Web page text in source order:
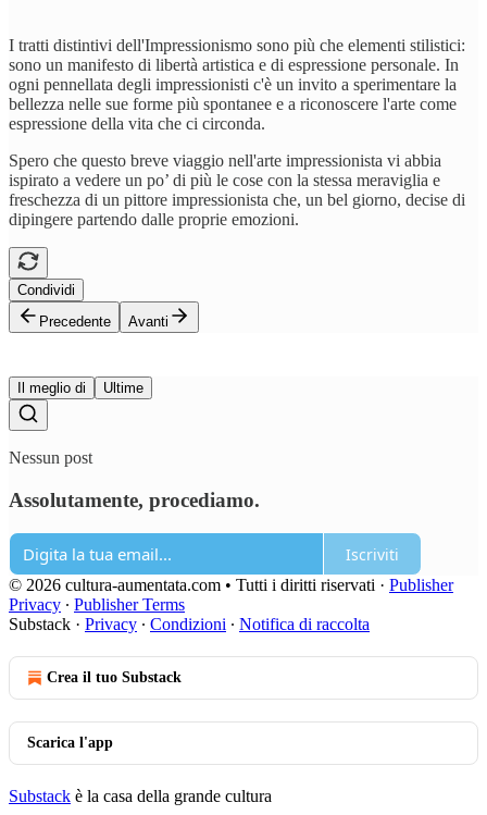
I tratti distintivi dell'Impressionismo sono più che elementi stilistici:
sono un manifesto di libertà artistica e di espressione personale. In
ogni pennellata degli impressionisti c'è un invito a sperimentare la
bellezza nelle sue forme più spontanee e a riconoscere l'arte come
espressione della vita che ci circonda.
Spero che questo breve viaggio nell'arte impressionista vi abbia
ispirato a vedere un po’ di più le cose con la stessa meraviglia e
freschezza di un pittore impressionista che, un bel giorno, decise di
dipingere partendo dalle proprie emozioni.
Condividi
Precedente
Avanti
Il meglio di Ultime
Nessun post
Assolutamente, procediamo.
Iscriviti
© 2026 cultura-aumentata.com • Tutti i diritti riservati · Publisher
Privacy ∙ Publisher Terms
Substack · Privacy ∙ Condizioni ∙ Notifica di raccolta
Crea il tuo Substack
Scarica l'app
Substack è la casa della grande cultura